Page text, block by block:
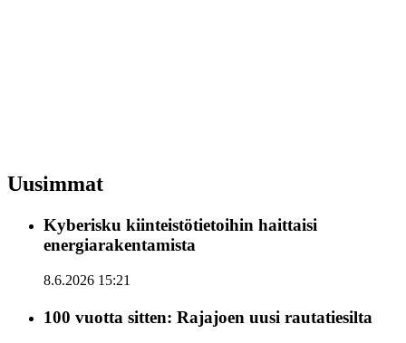
Uusimmat
Kyberisku kiinteistötietoihin haittaisi
energiarakentamista
8.6.2026 15:21
100 vuotta sitten: Rajajoen uusi rautatiesilta